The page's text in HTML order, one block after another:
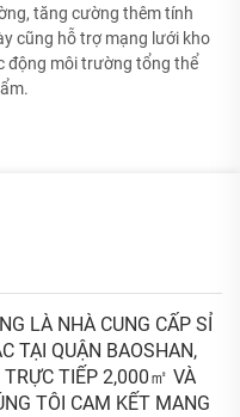
tăng cường thêm tính
cũng hỗ trợ mạng lưới kho
động môi trường tổng thể
LÀ NHÀ CUNG CẤP SỈ
TẠI QUẬN BAOSHAN,
TIẾP 2,000㎡ VÀ
TÔI CAM KẾT MANG